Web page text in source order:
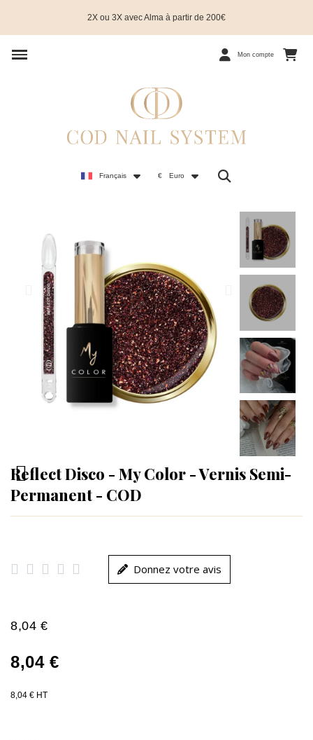
2X ou 3X avec Alma à partir de 200€
Mon compte
Français € Euro
Reflect Disco - My Color - Vernis Semi-
Permanent - COD
     Donnez votre avis
8,04 €
8,04 €
8,04 € HT